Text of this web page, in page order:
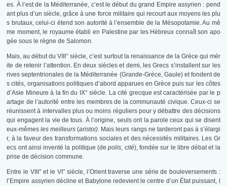
es. À l’est de la Méditerranée, c’est le début du grand Empire assyrien : pend
ant plus d’un siècle, grâce à une force militaire qui recourt aux moyens les plu
s brutaux, celui-ci étend son autorité à l’ensemble de la Mésopotamie. Au mê
me moment, le royaume établi en Palestine par les Hébreux connaît son apo
gée sous le règne de Salomon.
Mais, au début du VIII° siècle, c’est surtout la renaissance de la Grèce qui mér
ite de retenir l’attention. En deux siècles et demi, les Grecs s’installent sur les
rives septentrionales de la Méditerranée (Grande-Grèce, Gaule) et fondent de
s cités, organisations politiques d’abord apparues en Grèce puis sur les côtes
d’Asie Mineure à la fin du IX° siècle. La cité grecque est caractérisée par le p
artage de l’autorité entre les membres de la communauté civique. Ceux-ci se
réunissent à intervalles plus ou moins réguliers pour y débattre des décisions
qui engagent la vie de tous. À l’origine, seuls ont la parole ceux qui se disent
eux-mêmesles meilleurs (aristoi). Mais leurs rangs ne tarderont pas à s’élargi
r, à la faveur des transformations sociales et des nécessités militaires. Les Gr
ecs ont ainsi inventé la politique (depolis, cité), fondée sur le libre débat et la
prise de décision commune.
Entre le VIII° et le VI° siècle, l’Orient traverse une série de bouleversements :
l’Empire assyrien décline et Babylone redevient le centre d’un État puissant, l